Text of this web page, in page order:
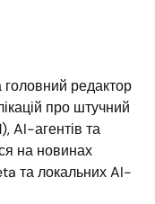
редактор
про штучний
AI-агентів та
на новинах
та локальних AI-